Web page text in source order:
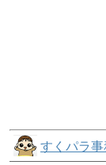
すくパラ